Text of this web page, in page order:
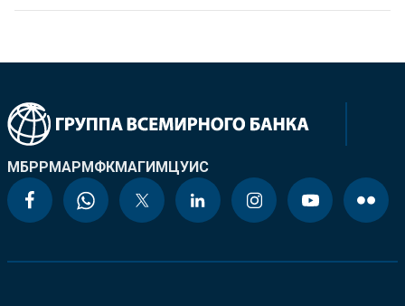
МБРРМАРМФКМАГИМЦУИС